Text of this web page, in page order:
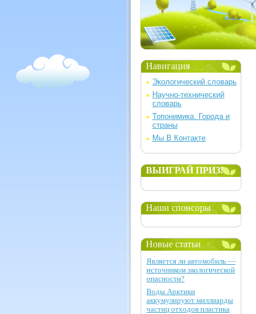
Навигация
Экологический словарь
Научно-технический
словарь
Топонимика. Города и
страны
Мы В Контакте
ВЫИГРАЙ ПРИЗ!
Наши спонсоры
Новые статьи
Является ли автомобиль —
источником экологической
опасности?
Воды Арктики
аккумулируют миллиарды
частиц отходов пластика